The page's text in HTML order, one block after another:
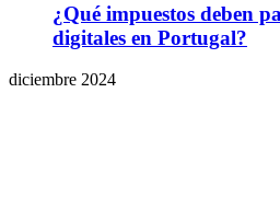
¿Qué impuestos deben
digitales en Portugal?
diciembre 2024